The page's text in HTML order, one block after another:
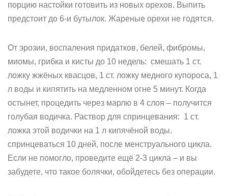
порцию настойки готовить из новых орехов. Выпить
предстоит до 6-и бутылок. Жареные орехи не годятся.
От эрозии, воспаления придатков, белей, фибромы,
миомы, грибка и кисты до 10 недель: смешать 1 ст.
ложку жжёных квасцов, 1 ст. ложку медного купороса, 1
л воды и кипятить на медленном огне 5 минут. Когда
остынет, процедить через марлю в 4 слоя – получится
голубая водичка. Раствор для спринцевания: 1 ст.
ложка этой водички на 1 л кипячёной воды.
спринцеваться 10 дней, после менструального цикла.
Если не помогло, проведите ещё 2-3 цикла – и вы
забудете, что такое болячки, обойдетесь без операции.